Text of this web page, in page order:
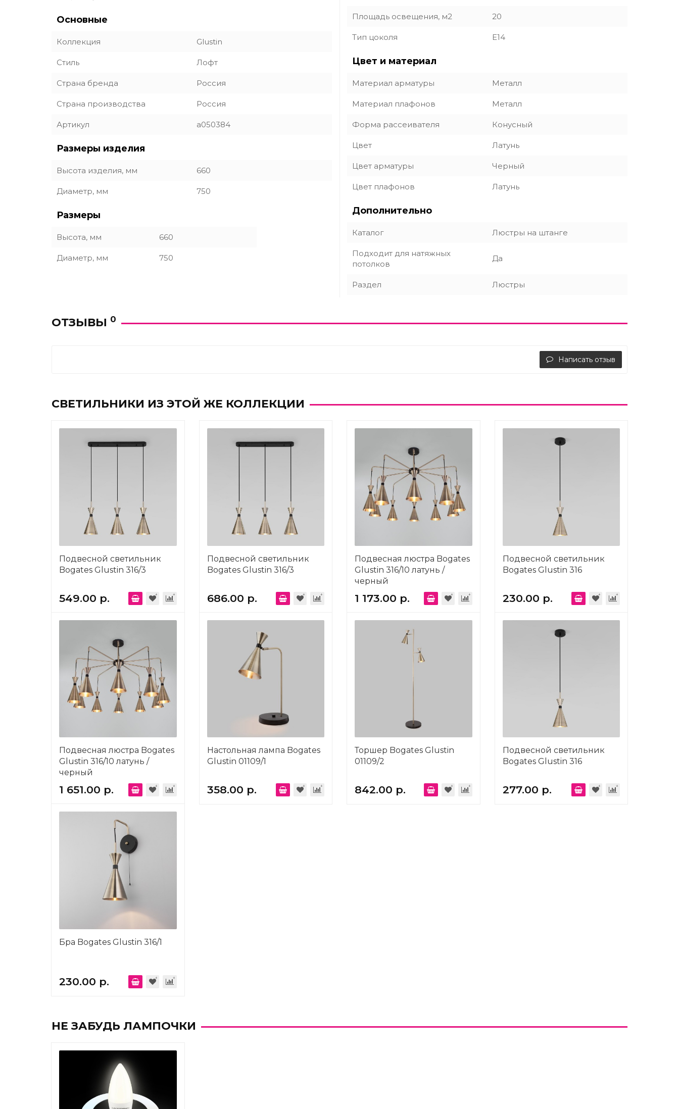
Основные
Коллекция Glustin
Стиль Лофт
Страна бренда Россия
Страна производства Россия
Артикул a050384
Размеры изделия
Высота изделия, мм 660
Диаметр, мм 750
Размеры
Высота, мм 660
Диаметр, мм 750
Площадь освещения, м2 20
Тип цоколя E14
Цвет и материал
Материал арматуры Металл
Материал плафонов Металл
Форма рассеивателя Конусный
Цвет Латунь
Цвет арматуры Черный
Цвет плафонов Латунь
Дополнительно
Каталог Люстры на штанге
Подходит для натяжных
потолков
Да
Раздел Люстры
ОТЗЫВЫ 0
Написать отзыв
СВЕТИЛЬНИКИ ИЗ ЭТОЙ ЖЕ КОЛЛЕКЦИИ
Подвесной светильник
Bogates Glustin 316/3
549.00 р.
Подвесной светильник
Bogates Glustin 316/3
686.00 р.
Подвесная люстра Bogates
Glustin 316/10 латунь /
черный
1 173.00 р.
Подвесной светильник
Bogates Glustin 316
230.00 р.
Подвесная люстра Bogates
Glustin 316/10 латунь /
черный
1 651.00 р.
Настольная лампа Bogates
Glustin 01109/1
358.00 р.
Торшер Bogates Glustin
01109/2
842.00 р.
Подвесной светильник
Bogates Glustin 316
277.00 р.
Бра Bogates Glustin 316/1
230.00 р.
НЕ ЗАБУДЬ ЛАМПОЧКИ